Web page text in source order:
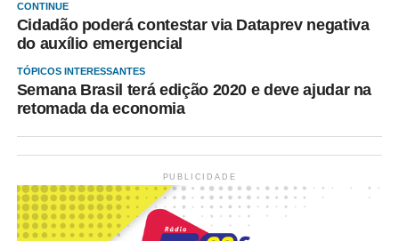
CONTINUE
Cidadão poderá contestar via Dataprev negativa
do auxílio emergencial
TÓPICOS INTERESSANTES
Semana Brasil terá edição 2020 e deve ajudar na
retomada da economia
PUBLICIDADE